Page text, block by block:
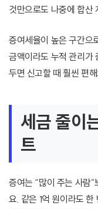
것만으로도 나중에 합산
증여세율이 높은 구간으
금액이라도 누적 관리가
두면 신고할 때 훨씬 편
세금 줄이
트
증여는 “많이 주는 사람
요. 같은 1억 원이라도